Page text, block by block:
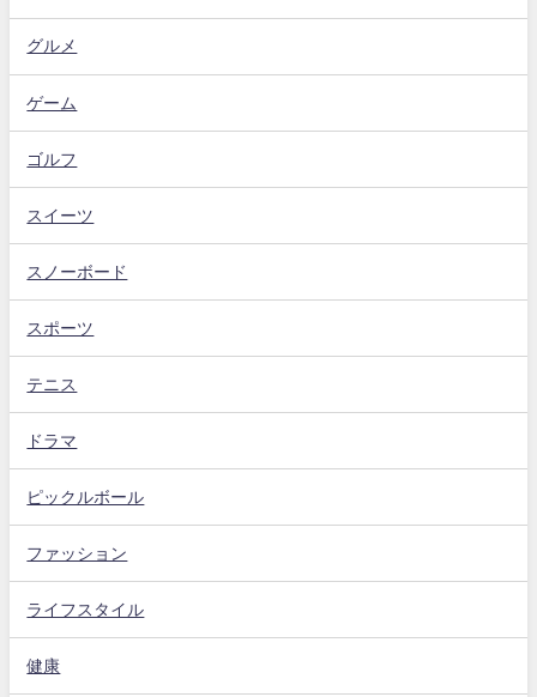
グルメ
ゲーム
ゴルフ
スイーツ
スノーボード
スポーツ
テニス
ドラマ
ピックルボール
ファッション
ライフスタイル
健康